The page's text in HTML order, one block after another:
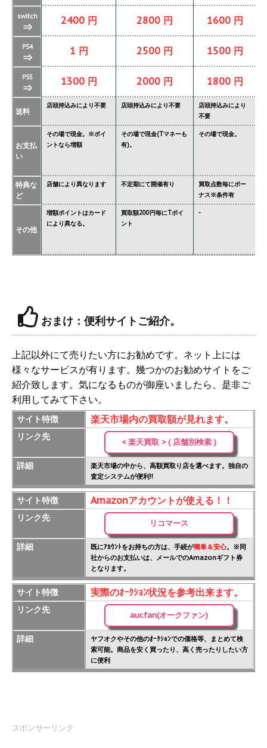
switch
⇒ 2400 円 2800 円 1600 円
PS4
⇒ 1 円 2500 円 1500 円
PS5
⇒ 1300 円 2000 円 1800 円
送料
店頭持込みにより不要 店頭持込みにより不要
店頭持込みにより
不要
お支払
い
その場で現金。※ポイ
ントなら増額
その場で現金(Tマネーも
有)。
その場で現金。
特典な
ど
店舗により異なります 不定期にて開催有り
買取点数毎にボー
ナス※条件有
その他
増額ポイントはカード
により異なる。
買取額200円毎にTポイ
ント
-
おまけ：便利サイトご紹介。
上記以外にて売りたい方にお勧めです。ネット上には
様々なサービスが有ります。幾つかのお勧めサイトをご
紹介致します。気になるものが御座いましたら、是非ご
利用してみて下さい。
サイト特徴 楽天市場内の買取額が見れます。
リンク先
< 楽天買取 > ( 店舗別検索 )
詳細
楽天市場の中から、高額買取り店を選べます。独自の
査定システムが便利!!
サイト特徴 Amazonアカウントが使える！！
リンク先
リコマース
詳細 既にｱｶｳﾝﾄをお持ちの方は、手続が簡単＆安心。※同
社からのお支払いは、メールでのAmazonギフト券
となります。
サイト特徴 実際のｵｰｸｼｮﾝ状況を参考出来ます。
リンク先
aucfan(オークファン)
詳細
ヤフオクやその他のｵｰｸｼｮﾝでの価格等、まとめて検
索可能。商品を安く買ったり、高く売ったりしたい方
に便利
スポンサーリンク